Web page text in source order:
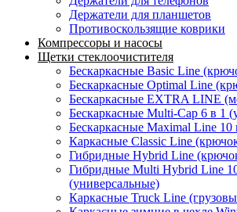
Держатели для планшетов
Противоскользящие коврики
Компрессоры и насосы
Щетки стеклоочистителя
Бескаркасные Basic Line
Бескаркасные Optimal Line
Бескаркасные EXTRA LINE
Бескаркасные Multi-Cap 6 в 1
Бескаркасные Maximal Line 10
Каркасные Classic Line
Гибридные Hybrid Line
Гибридные Multi Hybrid Line
(универсальные)
Каркасные Truck Line